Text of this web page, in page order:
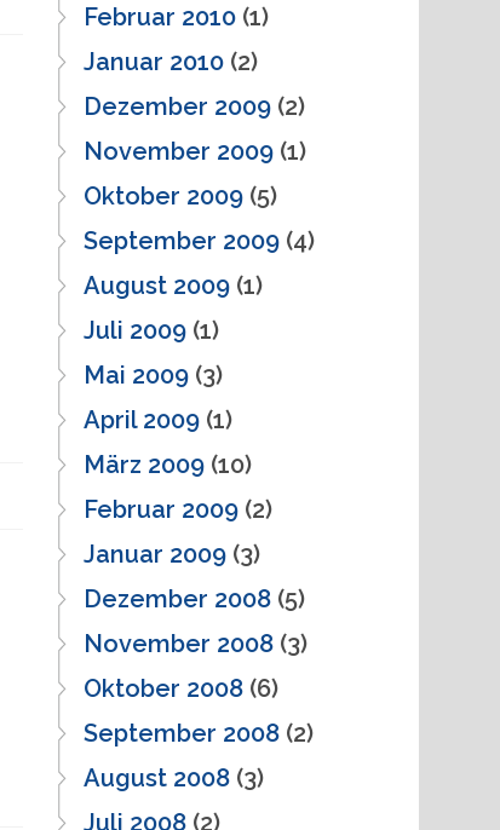
Februar 2010(1)
Januar 2010(2)
Dezember 2009(2)
November 2009(1)
Oktober 2009(5)
September 2009(4)
August 2009(1)
Juli 2009(1)
Mai 2009(3)
April 2009(1)
März 2009(10)
Februar 2009(2)
Januar 2009(3)
Dezember 2008(5)
November 2008(3)
Oktober 2008(6)
September 2008(2)
August 2008(3)
Juli 2008(2)